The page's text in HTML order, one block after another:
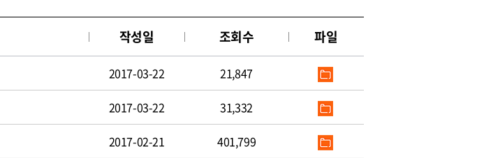
작성일 조회수 파일
2017-03-22 21,847
2017-03-22 31,332
2017-02-21 401,799